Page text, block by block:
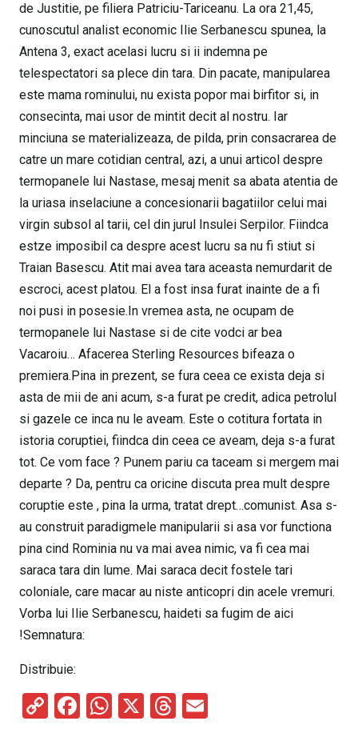
de Justitie, pe filiera Patriciu-Tariceanu. La ora 21,45,
cunoscutul analist economic Ilie Serbanescu spunea, la
Antena 3, exact acelasi lucru si ii indemna pe
telespectatori sa plece din tara. Din pacate, manipularea
este mama rominului, nu exista popor mai birfitor si, in
consecinta, mai usor de mintit decit al nostru. Iar
minciuna se materializeaza, de pilda, prin consacrarea de
catre un mare cotidian central, azi, a unui articol despre
termopanele lui Nastase, mesaj menit sa abata atentia de
la uriasa inselaciune a concesionarii bagatiilor celui mai
virgin subsol al tarii, cel din jurul Insulei Serpilor. Fiindca
estze imposibil ca despre acest lucru sa nu fi stiut si
Traian Basescu. Atit mai avea tara aceasta nemurdarit de
escroci, acest platou. El a fost insa furat inainte de a fi
noi pusi in posesie.In vremea asta, ne ocupam de
termopanele lui Nastase si de cite vodci ar bea
Vacaroiu… Afacerea Sterling Resources bifeaza o
premiera.Pina in prezent, se fura ceea ce exista deja si
asta de mii de ani acum, s-a furat pe credit, adica petrolul
si gazele ce inca nu le aveam. Este o cotitura fortata in
istoria coruptiei, fiindca din ceea ce aveam, deja s-a furat
tot. Ce vom face ? Punem pariu ca taceam si mergem mai
departe ? Da, pentru ca oricine discuta prea mult despre
coruptie este , pina la urma, tratat drept…comunist. Asa s-
au construit paradigmele manipularii si asa vor functiona
pina cind Rominia nu va mai avea nimic, va fi cea mai
saraca tara din lume. Mai saraca decit fostele tari
coloniale, care macar au niste anticopri din acele vremuri.
Vorba lui Ilie Serbanescu, haideti sa fugim de aici
!Semnatura:
Distribuie:
C
F
W X
T